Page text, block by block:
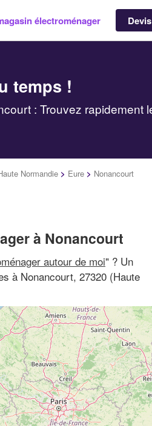
électroménager
temps !
: Trouvez rapidement
Normandie > Eure > Nonancourt
à Nonancourt
autour de moi" ? Un
à Nonancourt, 27320 (Haute